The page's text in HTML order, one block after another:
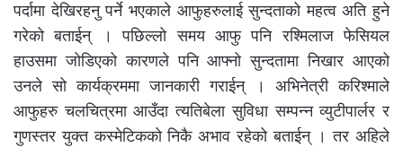
पर्दामा देखिरहनु पर्ने भएकाले आफुहरुलाई सुन्दताको महत्व अति हुने
गरेको बताईन् । पछिल्लो समय आफु पनि रश्मिलाज फेसियल
हाउसमा जोडिएको कारणले पनि आफ्नो सुन्दतामा निखार आएको
उनले सो कार्यक्रममा जानकारी गराईन् । अभिनेत्री करिश्माले
आफुहरु चलचित्रमा आउँदा त्यतिबेला सुविधा सम्पन्न व्युटीपार्लर र
गुणस्तर युक्त कस्मेटिकको निकै अभाव रहेको बताईन् । तर अहिले